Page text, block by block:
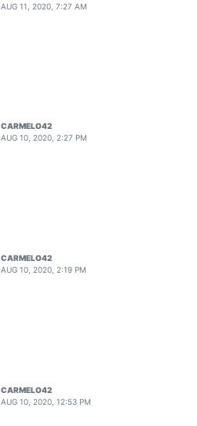
AUG 11, 2020, 7:27 AM
CARMELO42
AUG 10, 2020, 2:27 PM
CARMELO42
AUG 10, 2020, 2:19 PM
CARMELO42
AUG 10, 2020, 12:53 PM